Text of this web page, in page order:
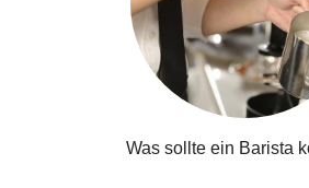
Was sollte ein Barista